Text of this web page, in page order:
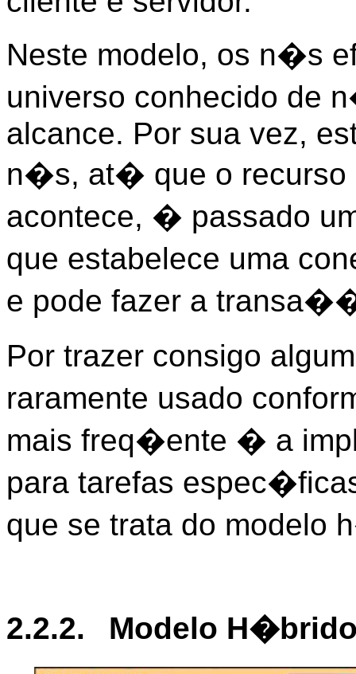
Neste modelo, os n�s
universo conhecido de
alcance. Por sua vez,
n�s, at� que o recurso
acontece, � passado
que estabelece uma
e pode fazer a
Por trazer consigo
raramente usado
mais freq�ente � a
para tarefas
que se trata do modelo
2.2.2. Modelo